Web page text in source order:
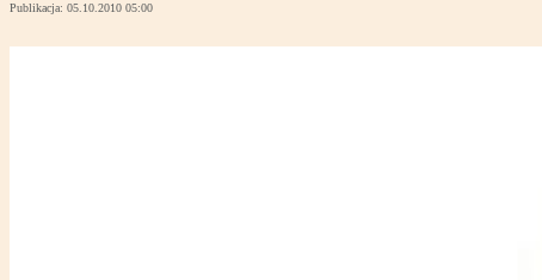
Publikacja: 05.10.2010 05:00